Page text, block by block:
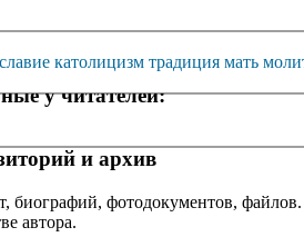
католицизм традиция мать
у читателей:
и архив
фотодокументов,
автора.